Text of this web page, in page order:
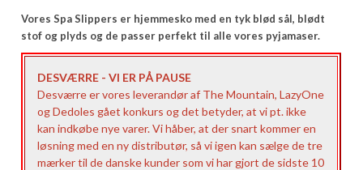
Vores Spa Slippers er hjemmesko med en tyk blød sål, blødt
stof og plyds og de passer perfekt til alle vores pyjamaser.
DESVÆRRE - VI ER PÅ PAUSE
Desværre er vores leverandør af The Mountain, LazyOne
og Dedoles gået konkurs og det betyder, at vi pt. ikke
kan indkøbe nye varer. Vi håber, at der snart kommer en
løsning med en ny distributør, så vi igen kan sælge de tre
mærker til de danske kunder som vi har gjort de sidste 10